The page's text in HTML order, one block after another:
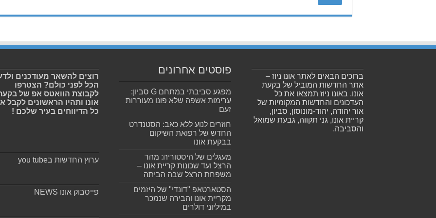
ברוכים הבאים לאתר אונו ניוז –
אתר החדשות המוביל של בקעת
אונו. באונו ניוז תמצאו את כל
העדכונים והחדשות המקומיות של
אור יהודה, יהוד-מונוסון, סביון,
קריית אונו, גני תקווה, גבעת שמואל
והסביבה.
פוסטים אחרונים
מפגע סביבתי במתחם G סביון:
ערימות אשפה שלא פונו מעוררות
זעם
חוזרים לנוע ללא כאב: הסטנדרט
החדש של רפואת השיקום
בבקעת אונו
מעגלים של היסטוריה: מהר
הרצל ועד שכונות קריית אונו –
משפחת הרצל שבה הביתה
הסטארטאפ "דונדי" של היזמים
מקריית אונו והבירה שנמכר
במיליוני דולרים
רוצים להשאר מעודכנים
הכל לפני כולם? הצטרפו
לקבוצת הוואטס אפ של
אונו ותהיו הראשונים לקבל
כל הדיווחים בעיר שלכם !
ערוץ החדשות בyou tube
פייסבוק אונו NEWS